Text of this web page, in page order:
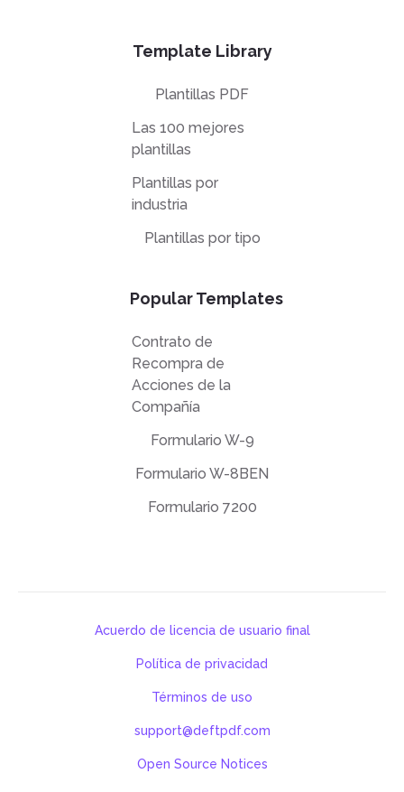
Template Library
Plantillas PDF
Las 100 mejores
plantillas
Plantillas por
industria
Plantillas por tipo
Popular Templates
Contrato de
Recompra de
Acciones de la
Compañía
Formulario W-9
Formulario W-8BEN
Formulario 7200
Acuerdo de licencia de usuario final
Política de privacidad
Términos de uso
support@deftpdf.com
Open Source Notices